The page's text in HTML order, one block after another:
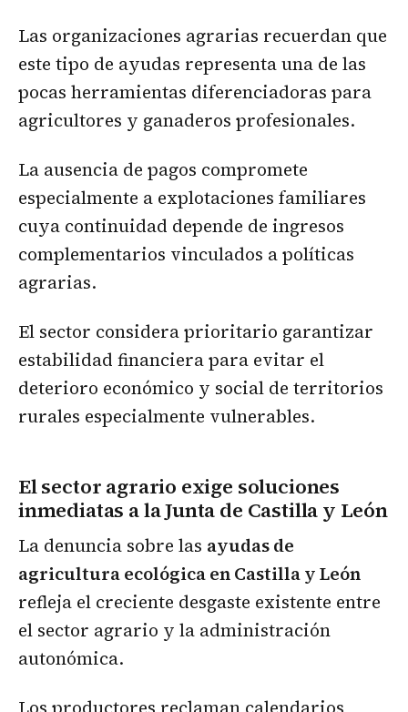
Las organizaciones agrarias recuerdan que
este tipo de ayudas representa una de las
pocas herramientas diferenciadoras para
agricultores y ganaderos profesionales.
La ausencia de pagos compromete
especialmente a explotaciones familiares
cuya continuidad depende de ingresos
complementarios vinculados a políticas
agrarias.
El sector considera prioritario garantizar
estabilidad financiera para evitar el
deterioro económico y social de territorios
rurales especialmente vulnerables.
El sector agrario exige soluciones
inmediatas a la Junta de Castilla y León
La denuncia sobre las ayudas de
agricultura ecológica en Castilla y León
refleja el creciente desgaste existente entre
el sector agrario y la administración
autonómica.